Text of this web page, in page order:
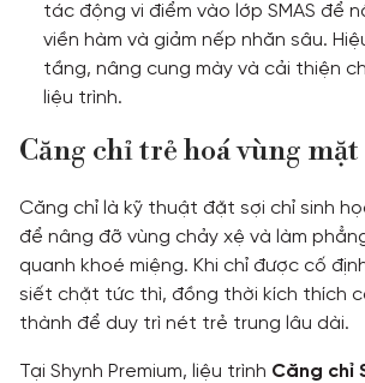
tác động vi điểm vào lớp SMAS để
viền hàm và giảm nếp nhăn sâu.
tầng, nâng cung mày và cải thiện
liệu trình.
Căng chỉ trẻ hoá vùng
Căng chỉ là kỹ thuật đặt sợi chỉ sinh
để nâng đỡ vùng chảy xệ và làm
quanh khoé miệng. Khi chỉ được cố
siết chặt tức thì, đồng thời kích thích
thành để duy trì nét trẻ trung lâu dài.
Tại Shynh Premium, liệu trình Căng chỉ